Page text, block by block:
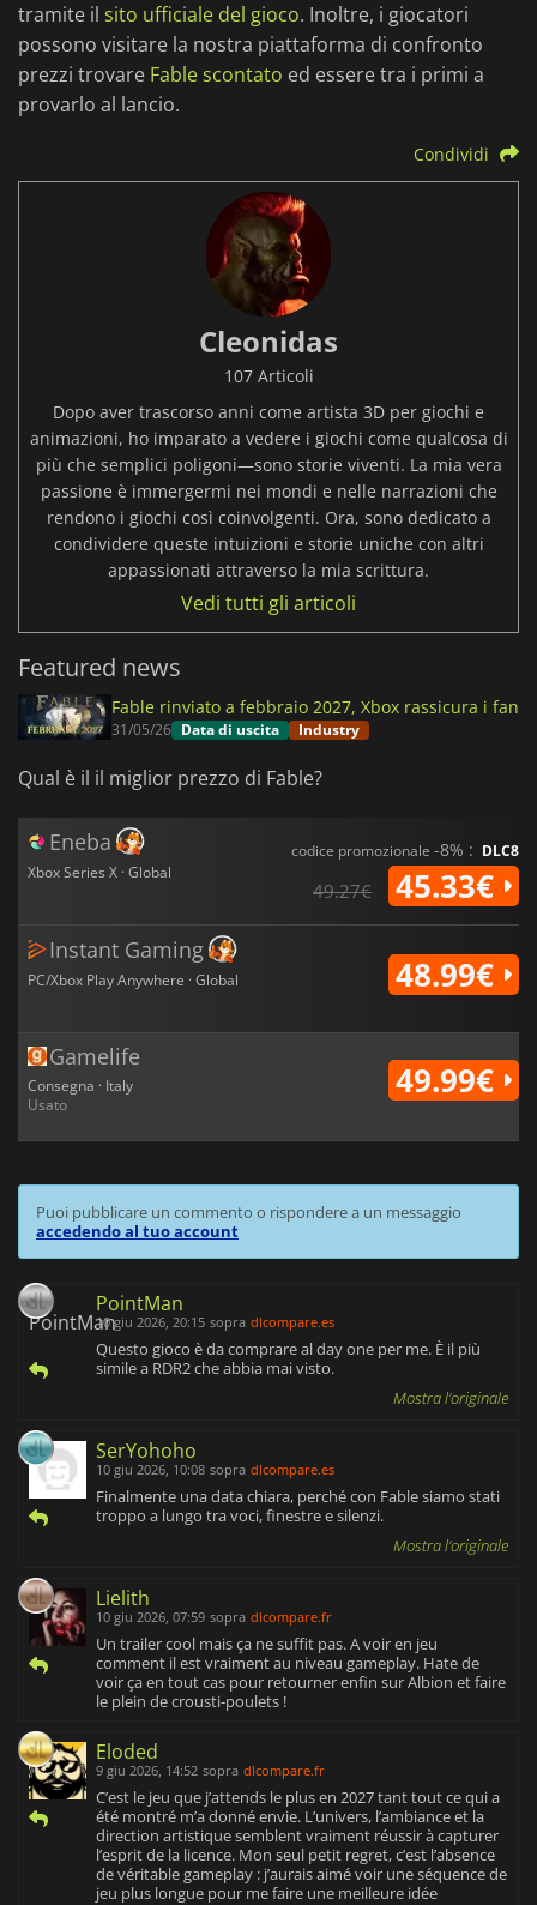
tramite il sito ufficiale del gioco. Inoltre, i giocatori
possono visitare la nostra piattaforma di confronto
prezzi trovare Fable scontato ed essere tra i primi a
provarlo al lancio.
Condividi
Cleonidas
107 Articoli
Dopo aver trascorso anni come artista 3D per giochi e
animazioni, ho imparato a vedere i giochi come qualcosa di
più che semplici poligoni—sono storie viventi. La mia vera
passione è immergermi nei mondi e nelle narrazioni che
rendono i giochi così coinvolgenti. Ora, sono dedicato a
condividere queste intuizioni e storie uniche con altri
appassionati attraverso la mia scrittura.
Vedi tutti gli articoli
Featured news
Fable rinviato a febbraio 2027, Xbox rassicura i fan
31/05/26 Data di uscita Industry
Qual è il il miglior prezzo di Fable?
Eneba
Xbox Series X · Global
codice promozionale -8% : DLC8
49.27€ 45.33€
Instant Gaming
PC/Xbox Play Anywhere · Global 48.99€
Gamelife
Consegna · Italy
Usato
49.99€
Puoi pubblicare un commento o rispondere a un messaggio
accedendo al tuo account
PointMan
10 giu 2026, 20:15 sopra dlcompare.es
Questo gioco è da comprare al day one per me. È il più
simile a RDR2 che abbia mai visto.
Mostra l'originale
SerYohoho
10 giu 2026, 10:08 sopra dlcompare.es
Finalmente una data chiara, perché con Fable siamo stati
troppo a lungo tra voci, finestre e silenzi.
Mostra l'originale
Lielith
10 giu 2026, 07:59 sopra dlcompare.fr
Un trailer cool mais ça ne suffit pas. A voir en jeu
comment il est vraiment au niveau gameplay. Hate de
voir ça en tout cas pour retourner enfin sur Albion et faire
le plein de crousti-poulets !
Eloded
9 giu 2026, 14:52 sopra dlcompare.fr
C’est le jeu que j’attends le plus en 2027 tant tout ce qui a
été montré m’a donné envie. L’univers, l’ambiance et la
direction artistique semblent vraiment réussir à capturer
l’esprit de la licence. Mon seul petit regret, c’est l’absence
de véritable gameplay : j’aurais aimé voir une séquence de
jeu plus longue pour me faire une meilleure idée